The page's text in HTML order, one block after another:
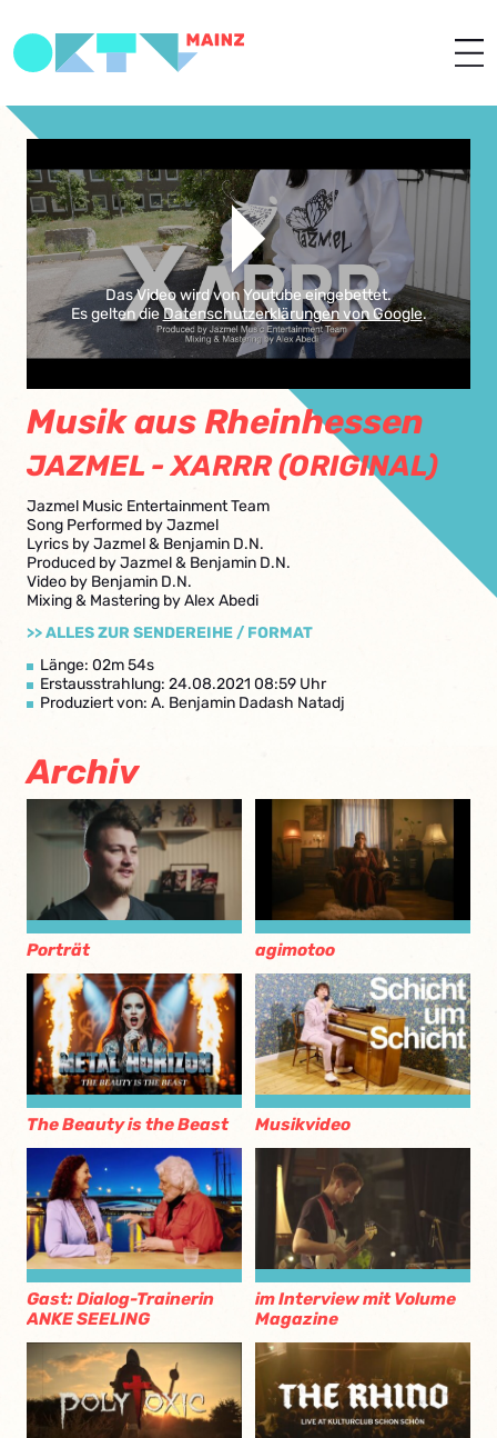
Das Video wird von Youtube eingebettet.
Es gelten dieDatenschutzerklärungen von Google.
Musik aus Rheinhessen
JAZMEL - XARRR (ORIGINAL)
Jazmel Music Entertainment Team
Song Performed by Jazmel
Lyrics by Jazmel & Benjamin D.N.
Produced by Jazmel & Benjamin D.N.
Video by Benjamin D.N.
Mixing & Mastering by Alex Abedi
>> ALLES ZUR SENDEREIHE / FORMAT
Länge: 02m 54s
Erstausstrahlung: 24.08.2021 08:59 Uhr
Produziert von: A. Benjamin Dadash Natadj
Archiv
Porträt agimotoo
The Beauty is the Beast Musikvideo
Gast: Dialog-Trainerin
ANKE SEELING
im Interview mit Volume
Magazine